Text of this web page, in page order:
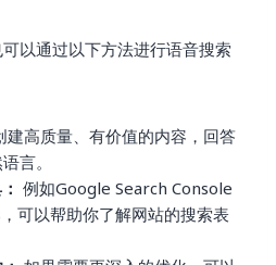
以通过以下方法进行语音搜索
建高质量、有价值的内容，回答
言。
例如Google Search Console
可以帮助你了解网站的搜索表